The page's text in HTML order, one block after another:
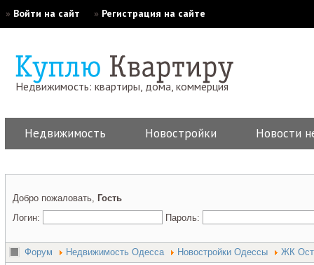
» Войти на сайт » Регистрация на сайте
Недвижимость: квартиры, дома, коммерция
Недвижимость Новостройки Новости
Добро пожаловать, Гость
Логин:
Пароль:
Форум Недвижимость Одесса Новостройки Одессы
ЖК